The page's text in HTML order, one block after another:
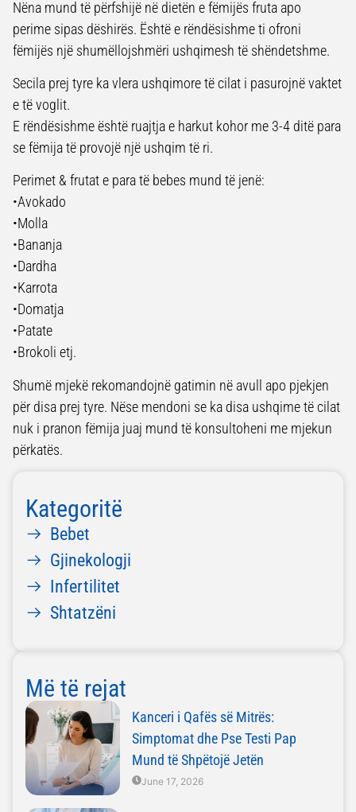
Nëna mund të përfshijë në dietën e fëmijës fruta apo
perime sipas dëshirës. Është e rëndësishme ti ofroni
fëmijës një shumëllojshmëri ushqimesh të shëndetshme.
Secila prej tyre ka vlera ushqimore të cilat i pasurojnë vaktet
e të voglit.
E rëndësishme është ruajtja e harkut kohor me 3-4 ditë para
se fëmija të provojë një ushqim të ri.
Perimet & frutat e para të bebes mund të jenë:
•Avokado
•Molla
•Bananja
•Dardha
•Karrota
•Domatja
•Patate
•Brokoli etj.
Shumë mjekë rekomandojnë gatimin në avull apo pjekjen
për disa prej tyre. Nëse mendoni se ka disa ushqime të cilat
nuk i pranon fëmija juaj mund të konsultoheni me mjekun
përkatës.
Kategoritë
Bebet
Gjinekologji
Infertilitet
Shtatzëni
Më të rejat
Kanceri i Qafës së Mitrës:
Simptomat dhe Pse Testi Pap
Mund të Shpëtojë Jetën
June 17, 2026